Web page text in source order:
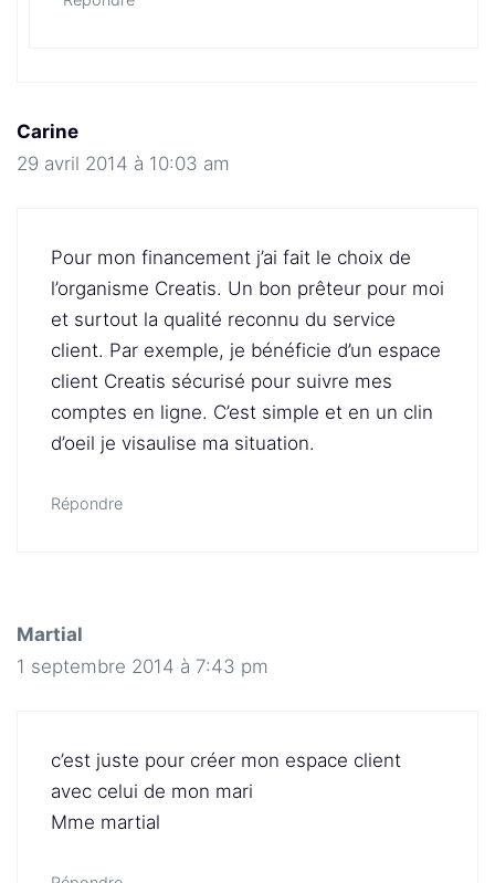
Carine
29 avril 2014 à 10:03 am
Pour mon financement j’ai fait le choix de
l’organisme Creatis. Un bon prêteur pour moi
et surtout la qualité reconnu du service
client. Par exemple, je bénéficie d’un espace
client Creatis sécurisé pour suivre mes
comptes en ligne. C’est simple et en un clin
d’oeil je visaulise ma situation.
Répondre
Martial
1 septembre 2014 à 7:43 pm
c’est juste pour créer mon espace client
avec celui de mon mari
Mme martial